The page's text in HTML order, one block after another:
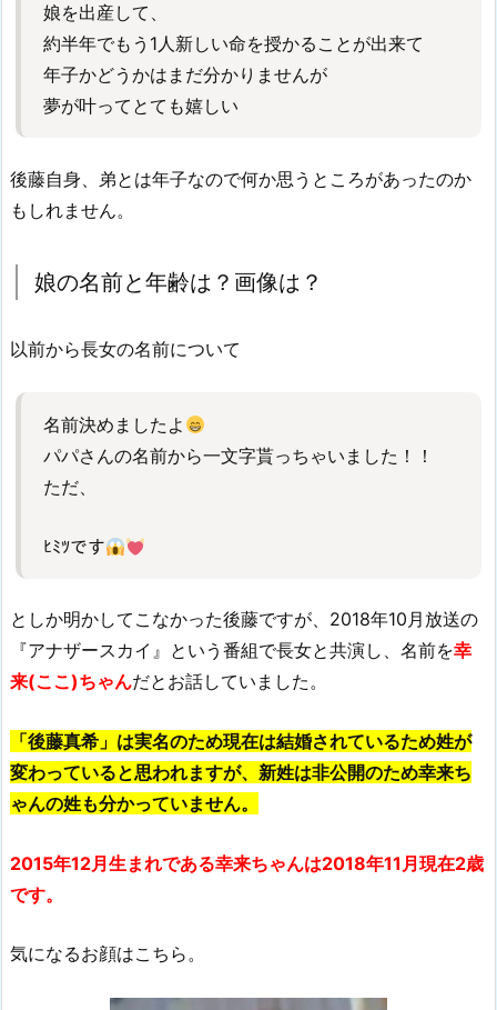
娘を出産して、
約半年でもう1人新しい命を授かることが出来て
年子かどうかはまだ分かりませんが
夢が叶ってとても嬉しい
後藤自身、弟とは年子なので何か思うところがあったのか
もしれません。
娘の名前と年齢は？画像は？
以前から長女の名前について
名前決めましたよ
パパさんの名前から一文字貰っちゃいました！！
ただ、
ﾋﾐﾂです
としか明かしてこなかった後藤ですが、2018年10月放送の
『アナザースカイ』という番組で長女と共演し、名前を幸
来(ここ)ちゃんだとお話していました。
「後藤真希」は実名のため現在は結婚されているため姓が
変わっていると思われますが、新姓は非公開のため幸来ち
ゃんの姓も分かっていません。
2015年12月生まれである幸来ちゃんは2018年11月現在2歳
です。
気になるお顔はこちら。